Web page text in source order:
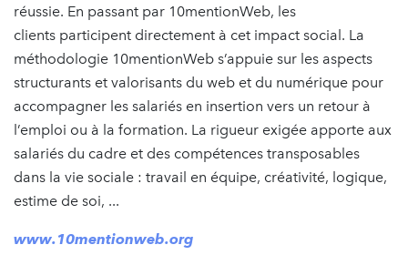
réussie. En passant par 10mentionWeb, les
clients participent directement à cet impact social. La
méthodologie 10mentionWeb s’appuie sur les aspects
structurants et valorisants du web et du numérique pour
accompagner les salariés en insertion vers un retour à
l’emploi ou à la formation. La rigueur exigée apporte aux
salariés du cadre et des compétences transposables
dans la vie sociale : travail en équipe, créativité, logique,
estime de soi, ...
www.10mentionweb.org